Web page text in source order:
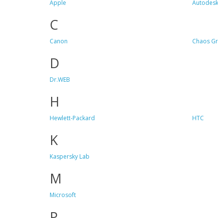
Apple Autodesk
C
Canon Chaos
D
Dr.WEB
H
Hewlett-Packard HTC
K
Kaspersky Lab
M
Microsoft